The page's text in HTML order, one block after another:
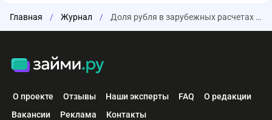
Главная / Журнал / Доля рубля в зарубежных расчетах почти достигла рекордных 60%
О проекте Отзывы Наши эксперты FAQ
О редакции
Вакансии
Реклама Контакты